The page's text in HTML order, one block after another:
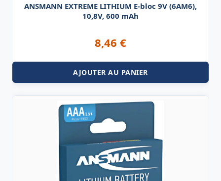
ANSMANN EXTREME LITHIUM E-bloc 9V (6AM6),
10,8V, 600 mAh
8,46 €
AJOUTER AU PANIER